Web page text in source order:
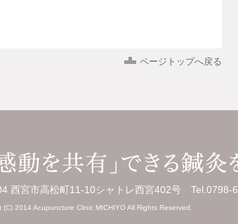
ページトップへ戻る
西宮市高松町11-10シャトレ西宮402号 Tel.0798-
(C) 2014 Acupuncture Clinic MICHIYO All Rights Reserved.